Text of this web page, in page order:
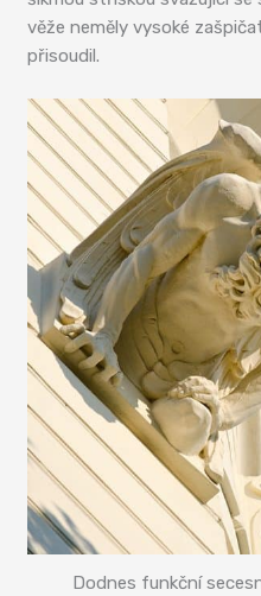
věže neměly vysoké
přisoudil.
Dodnes funkční